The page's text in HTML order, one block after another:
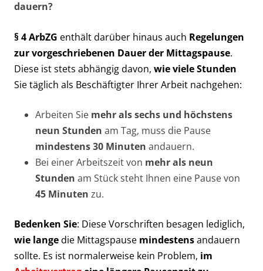
dauern?
§ 4 ArbZG enthält darüber hinaus auch Regelungen
zur vorgeschriebenen Dauer der Mittagspause.
Diese ist stets abhängig davon, wie viele Stunden
Sie täglich als Beschäftigter Ihrer Arbeit nachgehen:
Arbeiten Sie mehr als sechs und höchstens
neun Stunden am Tag, muss die Pause
mindestens 30 Minuten andauern.
Bei einer Arbeitszeit von mehr als neun
Stunden am Stück steht Ihnen eine Pause von
45 Minuten zu.
Bedenken Sie: Diese Vorschriften besagen lediglich,
wie langedie Mittagspause mindestensandauern
sollte. Es ist normalerweise kein Problem, im